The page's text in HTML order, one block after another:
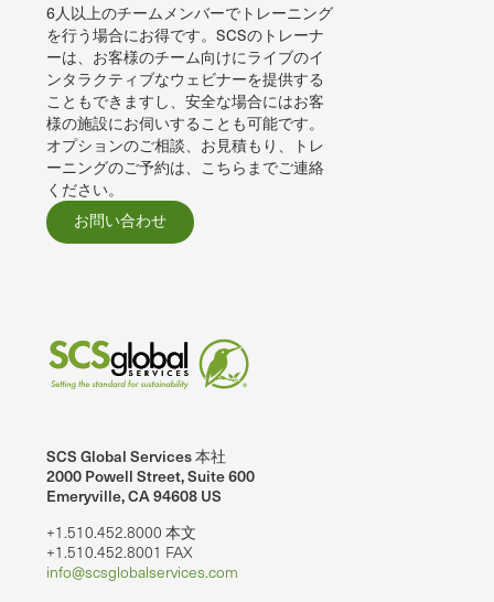
6人以上のチームメンバーでトレーニング
を行う場合にお得です。SCSのトレーナ
ーは、お客様のチーム向けにライブのイ
ンタラクティブなウェビナーを提供する
こともできますし、安全な場合にはお客
様の施設にお伺いすることも可能です。
オプションのご相談、お見積もり、トレ
ーニングのご予約は、こちらまでご連絡
ください。
お問い合わせ
SCS Global Services 本社
2000 Powell Street, Suite 600
Emeryville, CA 94608 US
+1.510.452.8000 本文
+1.510.452.8001 FAX
info@scsglobalservices.com